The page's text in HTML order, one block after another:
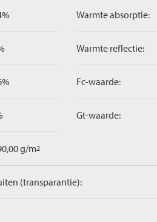
g/m2
Warmte absorptie:
Warmte reflectie:
Fc-waarde:
Gt-waarde:
(transparantie):